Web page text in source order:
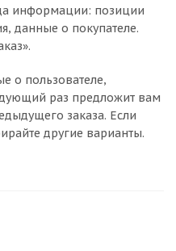
информации: позиции
данные о покупателе.
о пользователе,
раз предложит вам
заказа. Если
другие варианты.